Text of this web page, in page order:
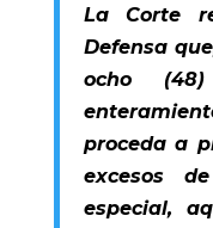
La Corte
Defensa
ocho
proceda a
excesos
especial,